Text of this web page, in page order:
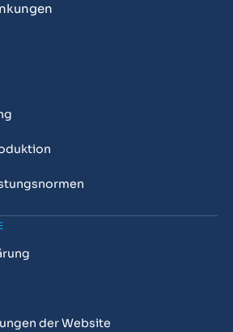
der Website